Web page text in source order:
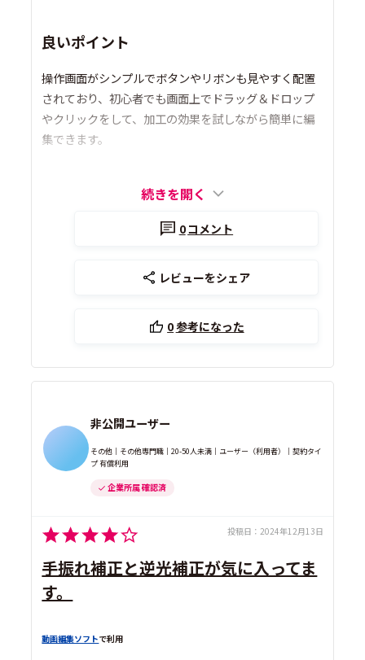
良いポイント
操作画面がシンプルでボタンやリボンも見やすく配置
されており、初心者でも画面上でドラッグ＆ドロップ
やクリックをして、加工の効果を試しながら簡単に編
集できます。
続きを開く
0コメント
レビューをシェア
0参考になった
非公開ユーザー
その他｜その他専門職｜20-50人未満｜ユーザー（利用者）｜契約タイ
プ 有償利用
企業所属 確認済
投稿日： 2024年12月13日
手振れ補正と逆光補正が気に入ってま
す。
動画編集ソフトで利用